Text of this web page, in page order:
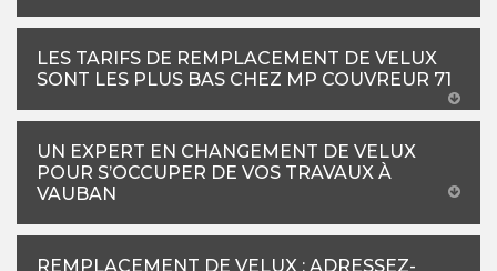
LES TARIFS DE REMPLACEMENT DE VELUX
SONT LES PLUS BAS CHEZ MP COUVREUR 71
UN EXPERT EN CHANGEMENT DE VELUX
POUR S’OCCUPER DE VOS TRAVAUX À
VAUBAN
REMPLACEMENT DE VELUX : ADRESSEZ-